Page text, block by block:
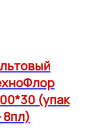
(упак
8пл)